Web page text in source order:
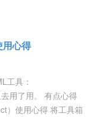
心得
工具：
用了用。 有点心得
）使用心得 将工具箱